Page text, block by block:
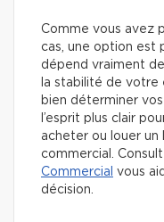
Comme vous avez
cas, une option est
dépend vraiment
la stabilité de votre
bien déterminer
l’esprit plus clair
acheter ou louer un
commercial.
Commercial vous
décision.